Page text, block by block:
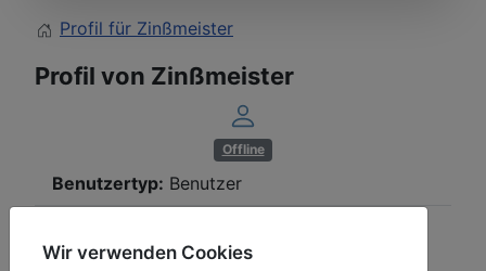
Profil für Zinßmeister
Profil von Zinßmeister
Offline
Benutzertyp: Benutzer
Wir verwenden Cookies